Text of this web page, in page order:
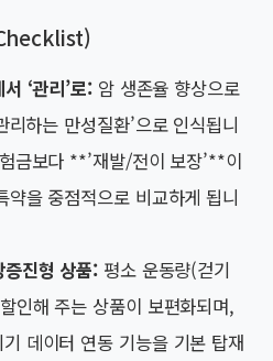
‘관리’로:암 생존율 향상으로
리하는 만성질환’으로 인식됩니
금보다 **’재발/전이 보장’**이
을 중점적으로 비교하게 됩니
진형 상품: 평소 운동량(걷기
인해 주는 상품이 보편화되며,
데이터 연동 기능을 기본 탑재